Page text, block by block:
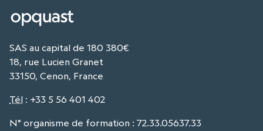
SAS au capital de 180 380€
18, rue Lucien Granet
33150, Cenon, France
Tél : +33 5 56 401 402
N° organisme de formation : 72.33.05637.33